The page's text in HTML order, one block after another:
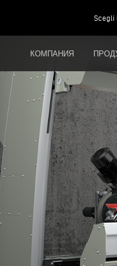
Scegli
КОМПАНИЯ